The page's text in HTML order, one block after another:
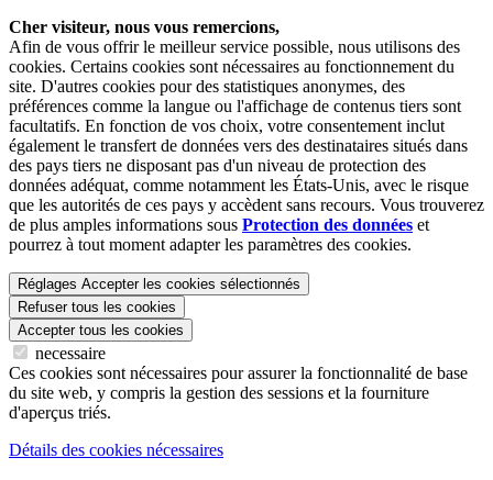
Cher visiteur, nous vous remercions,
Afin de vous offrir le meilleur service possible, nous utilisons des
cookies. Certains cookies sont nécessaires au fonctionnement du
site. D'autres cookies pour des statistiques anonymes, des
préférences comme la langue ou l'affichage de contenus tiers sont
facultatifs. En fonction de vos choix, votre consentement inclut
également le transfert de données vers des destinataires situés dans
des pays tiers ne disposant pas d'un niveau de protection des
données adéquat, comme notamment les États-Unis, avec le risque
que les autorités de ces pays y accèdent sans recours. Vous trouverez
de plus amples informations sous Protection des données et
pourrez à tout moment adapter les paramètres des cookies.
Réglages Accepter les cookies sélectionnés
Refuser tous les cookies
Accepter tous les cookies
necessaire
Ces cookies sont nécessaires pour assurer la fonctionnalité de base
du site web, y compris la gestion des sessions et la fourniture
d'aperçus triés.
Détails des cookies nécessaires